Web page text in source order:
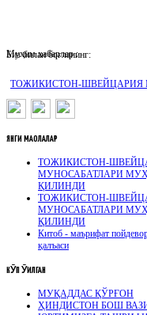
Муҳим хабарлар :
ТОЖИКИСТОН-ШВЕЙЦАРИЯ
Биз билан боғланинг:
ЯНГИ МАҚОЛАЛАР
ТОЖИКИСТОН-
МУНОСАБАТЛАРИ
ҚИЛИНДИ
ТОЖИКИСТОН-
МУНОСАБАТЛАРИ
ҚИЛИНДИ
Китоб - маърифат
қалъаси
КӮП ӮҚИЛГАН
МУҚАДДАС ҚЎРҒОН
ҲИНДИСТОН БОШ